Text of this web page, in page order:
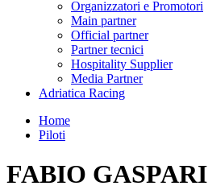
Organizzatori e Promotori
Main partner
Official partner
Partner tecnici
Hospitality Supplier
Media Partner
Adriatica Racing
Home
Piloti
FABIO GASPARI